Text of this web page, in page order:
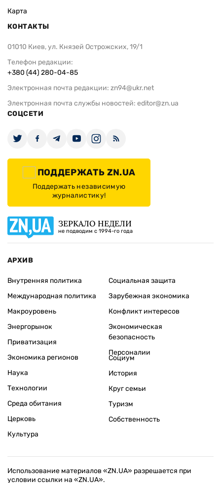
Карта
КОНТАКТЫ
01010 Киев, ул. Князей Острожских, 19/1
Телефон редакции:
+380 (44) 280-04-85
Электронная почта редакции: zn94@ukr.net
Электронная почта службы новостей: editor@zn.ua
СОЦСЕТИ
ПОДДЕРЖАТЬ ZN.UA
Поддержать независимую
журналистику!
ЗЕРКАЛО НЕДЕЛИ
не подводим с 1994-го года
АРХИВ
Внутренняя политика
Международная политика
Макроуровень
Энергорынок
Приватизация
Экономика регионов
Социальная защита
Зарубежная экономика
Конфликт интересов
Экономическая
безопасность
Персоналии
Наука
Технологии
Среда обитания
Церковь
Культура
Социум
История
Круг семьи
Туризм
Собственность
Использование материалов «ZN.UA» разрешается при
условии ссылки на «ZN.UA».